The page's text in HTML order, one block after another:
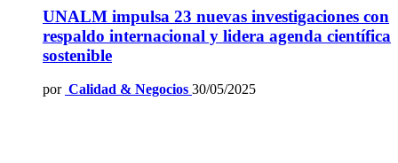
UNALM impulsa 23 nuevas investigaciones con
respaldo internacional y lidera agenda científica
sostenible
por Calidad & Negocios 30/05/2025